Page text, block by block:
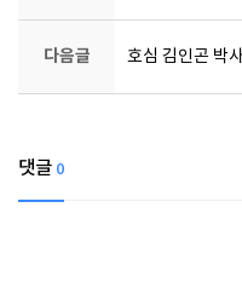
다음글 호심 김인곤 박
댓글 0